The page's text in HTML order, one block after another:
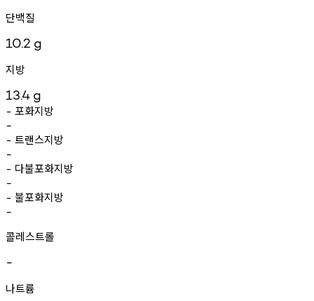
단백질
10.2 g
지방
13.4 g
- 포화지방
-
- 트랜스지방
-
- 다불포화지방
-
- 불포화지방
-
콜레스트롤
-
나트륨